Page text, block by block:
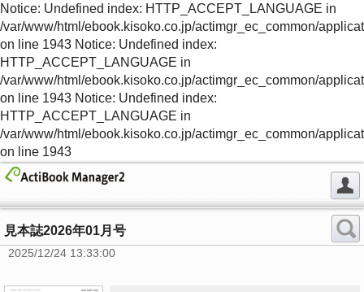
Notice: Undefined index: HTTP_ACCEPT_LANGUAGE in
/var/www/html/ebook.kisoko.co.jp/actimgr_ec_common/
on line 1943 Notice: Undefined index:
HTTP_ACCEPT_LANGUAGE in
/var/www/html/ebook.kisoko.co.jp/actimgr_ec_common/
on line 1943 Notice: Undefined index:
HTTP_ACCEPT_LANGUAGE in
/var/www/html/ebook.kisoko.co.jp/actimgr_ec_common/
on line 1943
見本誌2026年01月号
2025/12/24 13:33:00